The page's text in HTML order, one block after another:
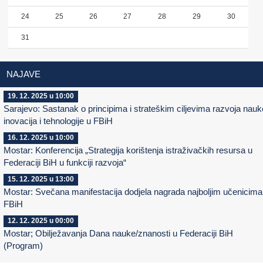
24 25 26 27 28 29 30
31
NAJAVE
19. 12. 2025 u 10:00
Sarajevo: Sastanak o principima i strateškim ciljevima razvoja
inovacija i tehnologije u FBiH
16. 12. 2025 u 10:00
Mostar: Konferencija „Strategija korištenja istraživačkih resursa u
Federaciji BiH u funkciji razvoja“
15. 12. 2025 u 13:00
Mostar: Svečana manifestacija dodjela nagrada najboljim
FBiH
12. 12. 2025 u 00:00
Mostar; Obilježavanja Dana nauke/znanosti u Federaciji BiH
(Program)